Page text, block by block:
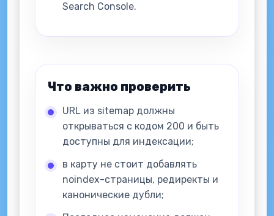
Search Console.
Что важно проверить
URL из sitemap должны
открываться с кодом 200 и быть
доступны для индексации;
в карту не стоит добавлять
noindex-страницы, редиректы и
канонические дубли;